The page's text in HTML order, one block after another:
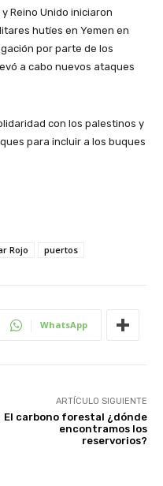
Reino Unido iniciaron
hutíes en Yemen en
por parte de los
a cabo nuevos ataques
con los palestinos y
para incluir a los buques
Rojo puertos
WhatsApp
ARTÍCULO SIGUIENTE
El carbono forestal ¿dónde
encontramos los
reservorios?